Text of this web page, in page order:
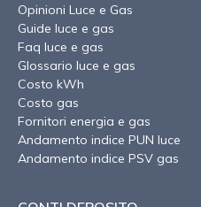
Opinioni Luce e Gas
Guide luce e gas
Faq luce e gas
Glossario luce e gas
Costo kWh
Costo gas
Fornitori energia e gas
Andamento indice PUN luce
Andamento indice PSV gas